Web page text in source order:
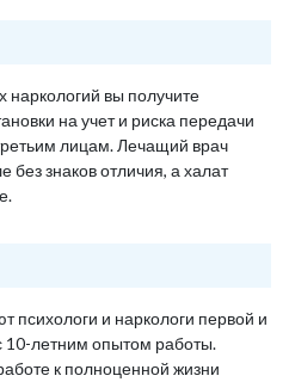
наркологий вы получите
на учет и риска передачи
лицам. Лечащий врач
без знаков отличия, а халат
психологи и наркологи первой и
10-летним опытом работы.
к полноценной жизни